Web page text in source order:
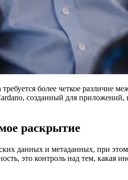
более четкое
созданный для
раскрытие
данных и метаданных, при
это контроль над тем, какая